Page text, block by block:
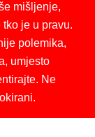
mišljenje,
je u pravu.
polemika,
umjesto
Ne